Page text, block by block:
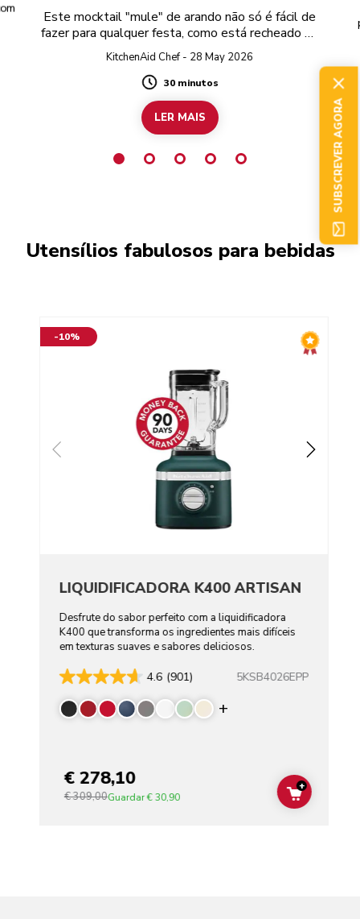
Este mocktail "mule" de arando não só é fácil de
fazer para qualquer festa, como está recheado de
sabores frutados.
KitchenAid Chef - 28 May 2026
Duration
30 minutos
LER MAIS
Utensílios fabulosos para bebidas
-10%
LIQUIDIFICADORA K400 ARTISAN
Desfrute do sabor perfeito com a liquidificadora
K400 que transforma os ingredientes mais difíceis
em texturas suaves e sabores deliciosos.
4.6 (901) 5KSB4026EPP
Display more
€ 278,10
€ 309,00Guardar€ 30,90 ADD TO
+
SUBSCREVER AGORA